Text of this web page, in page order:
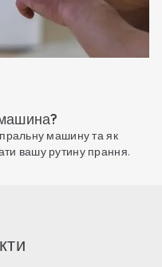
машину та як
вашу рутину прання.